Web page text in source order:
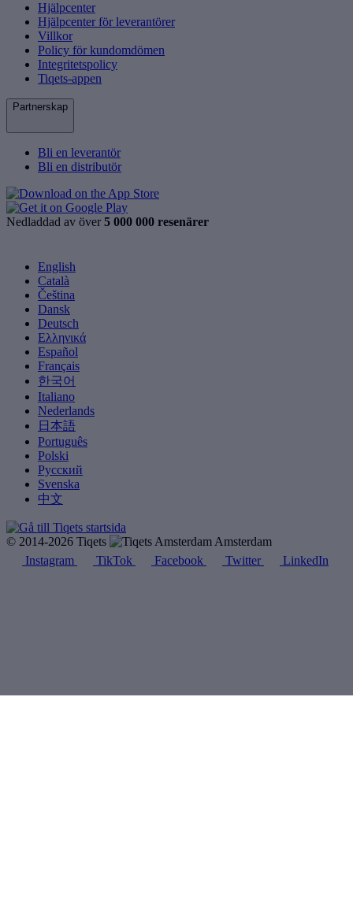
Hjälpcenter
Hjälpcenter för leverantörer
Villkor
Policy för kundomdömen
Integritetspolicy
Tiqets-appen
Partnerskap
Bli en leverantör
Bli en distributör
Nedladdad av över 5 000 000 resenärer
English
Català
Čeština
Dansk
Deutsch
Ελληνικά
Español
Français
한국어
Italiano
Nederlands
日本語
Português
Polski
Русский
Svenska
中文
© 2014-2026 Tiqets
Amsterdam
Instagram
TikTok Facebook Twitter LinkedIn